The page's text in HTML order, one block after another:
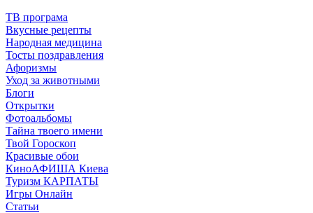
ТВ програма
Вкусные рецепты
Народная медицина
Тосты поздравления
Афоризмы
Уход за животными
Блоги
Открытки
Фотоальбомы
Тайна твоего имени
Твой Гороскоп
Красивые обои
КиноАФИША Киева
Туризм КАРПАТЫ
Игры Онлайн
Статьи